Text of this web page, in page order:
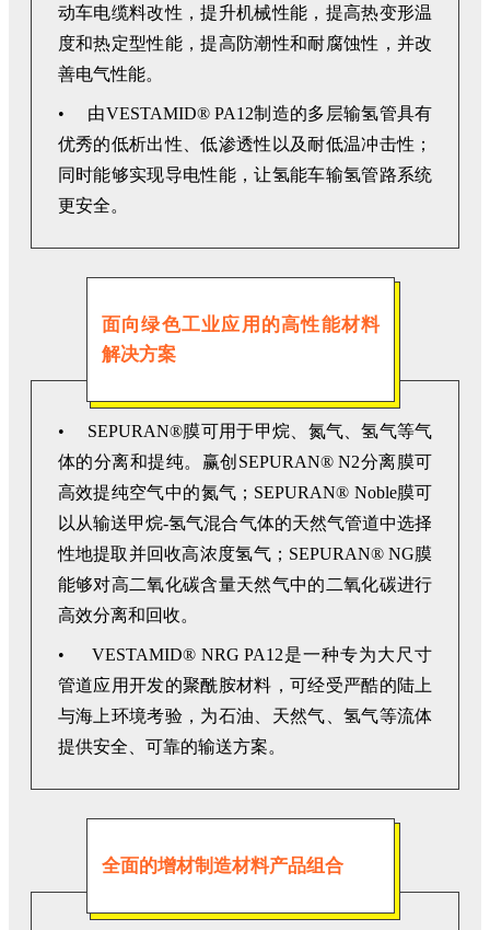
动车电缆料改性，提升机械性能，提高热变形温
度和热定型性能，提高防潮性和耐腐蚀性，并改
善电气性能。
• 由VESTAMID® PA12制造的多层输氢管具有
优秀的低析出性、低渗透性以及耐低温冲击性；
同时能够实现导电性能，让氢能车输氢管路系统
更安全。
面向绿色工业应用的高性能材料
解决方案
• SEPURAN®膜可用于甲烷、氮气、氢气等气
体的分离和提纯。赢创SEPURAN® N2分离膜可
高效提纯空气中的氮气；SEPURAN® Noble膜可
以从输送甲烷-氢气混合气体的天然气管道中选择
性地提取并回收高浓度氢气；SEPURAN® NG膜
能够对高二氧化碳含量天然气中的二氧化碳进行
高效分离和回收。
• VESTAMID® NRG PA12是一种专为大尺寸
管道应用开发的聚酰胺材料，可经受严酷的陆上
与海上环境考验，为石油、天然气、氢气等流体
提供安全、可靠的输送方案。
全面的增材制造材料产品组合